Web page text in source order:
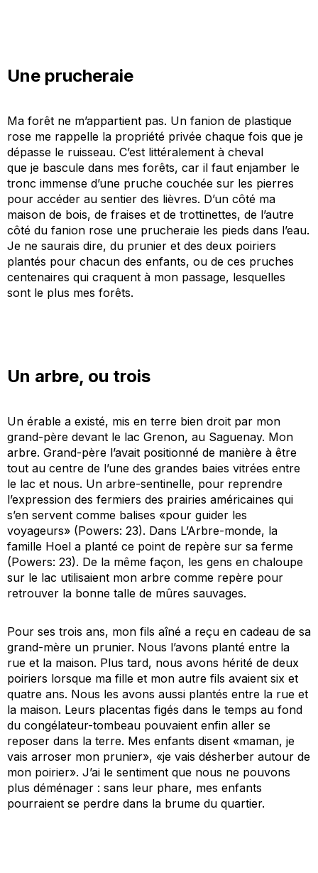
Une prucheraie
Ma forêt ne m’appartient pas. Un fanion de plastique
rose me rappelle la propriété privée chaque fois que je
dépasse le ruisseau. C’est littéralement à cheval
que je bascule dans mes forêts, car il faut enjamber le
tronc immense d’une pruche couchée sur les pierres
pour accéder au sentier des lièvres. D’un côté ma
maison de bois, de fraises et de trottinettes, de l’autre
côté du fanion rose une prucheraie les pieds dans l’eau.
Je ne saurais dire, du prunier et des deux poiriers
plantés pour chacun des enfants, ou de ces pruches
centenaires qui craquent à mon passage, lesquelles
sont le plus mes forêts.
Un arbre, ou trois
Un érable a existé, mis en terre bien droit par mon
grand-père devant le lac Grenon, au Saguenay. Mon
arbre. Grand-père l’avait positionné de manière à être
tout au centre de l’une des grandes baies vitrées entre
le lac et nous. Un arbre-sentinelle, pour reprendre
l’expression des fermiers des prairies américaines qui
s’en servent comme balises «pour guider les
voyageurs» (Powers: 23). Dans L’Arbre-monde, la
famille Hoel a planté ce point de repère sur sa ferme
(Powers: 23). De la même façon, les gens en chaloupe
sur le lac utilisaient mon arbre comme repère pour
retrouver la bonne talle de mûres sauvages.
Pour ses trois ans, mon fils aîné a reçu en cadeau de sa
grand-mère un prunier. Nous l’avons planté entre la
rue et la maison. Plus tard, nous avons hérité de deux
poiriers lorsque ma fille et mon autre fils avaient six et
quatre ans. Nous les avons aussi plantés entre la rue et
la maison. Leurs placentas figés dans le temps au fond
du congélateur-tombeau pouvaient enfin aller se
reposer dans la terre. Mes enfants disent «maman, je
vais arroser mon prunier», «je vais désherber autour de
mon poirier». J’ai le sentiment que nous ne pouvons
plus déménager : sans leur phare, mes enfants
pourraient se perdre dans la brume du quartier.